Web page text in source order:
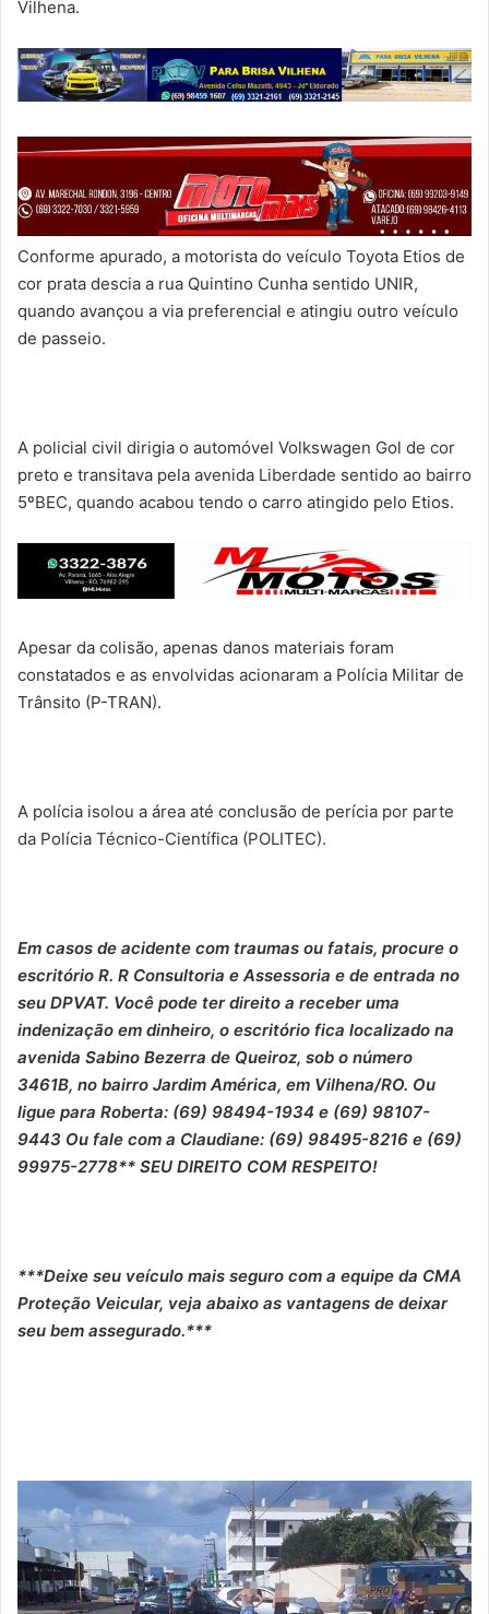
Vilhena.
Conforme apurado, a motorista do veículo Toyota Etios de
cor prata descia a rua Quintino Cunha sentido UNIR,
quando avançou a via preferencial e atingiu outro veículo
de passeio.
A policial civil dirigia o automóvel Volkswagen Gol de cor
preto e transitava pela avenida Liberdade sentido ao bairro
5ºBEC, quando acabou tendo o carro atingido pelo Etios.
Apesar da colisão, apenas danos materiais foram
constatados e as envolvidas acionaram a Polícia Militar de
Trânsito (P-TRAN).
A polícia isolou a área até conclusão de perícia por parte
da Polícia Técnico-Científica (POLITEC).
Em casos de acidente com traumas ou fatais, procure o
escritório R. R Consultoria e Assessoria e de entrada no
seu DPVAT. Você pode ter direito a receber uma
indenização em dinheiro, o escritório fica localizado na
avenida Sabino Bezerra de Queiroz, sob o número
3461B, no bairro Jardim América, em Vilhena/RO. Ou
ligue para Roberta: (69) 98494-1934 e (69) 98107-
9443 Ou fale com a Claudiane: (69) 98495-8216 e (69)
99975-2778** SEU DIREITO COM RESPEITO!
***Deixe seu veículo mais seguro com a equipe da CMA
Proteção Veicular, veja abaixo as vantagens de deixar
seu bem assegurado.***